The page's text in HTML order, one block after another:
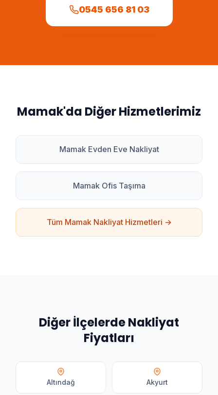
0545 656 81 03
Mamak'da Diğer Hizmetlerimiz
Mamak Evden Eve Nakliyat
Mamak Ofis Taşıma
Tüm MamakNakliyat Hizmetleri →
Diğer İlçelerdeNakliyat
Fiyatları
Altındağ Akyurt